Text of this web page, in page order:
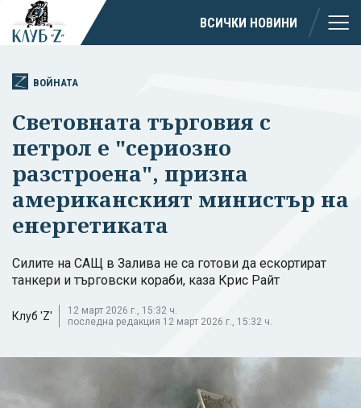
ВСИЧКИ НОВИНИ
ВОЙНАТА
Световната търговия с
петрол е "сериозно
разстроена", призна
американският министър на
енергетиката
Силите на САЩ в Залива не са готови да ескортират
танкери и търговски кораби, каза Крис Райт
Клуб 'Z'
12 март 2026 г., 15:32 ч.
последна редакция 12 март 2026 г., 15:32 ч.